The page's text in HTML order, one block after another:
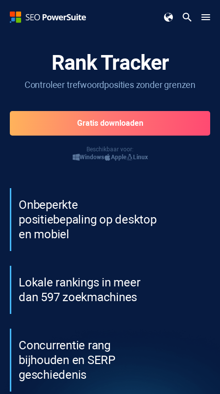
Rank Tracker
Controleer trefwoordposities zonder grenzen
Gratis downloaden
Beschikbaar voor:
Windows
Apple Linux
Onbeperkte
positiebepaling op desktop
en mobiel
Lokale rankings in meer
dan 597 zoekmachines
Concurrentie rang
bijhouden en SERP
geschiedenis